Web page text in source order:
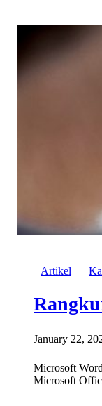
Artikel
January 22,
Microsoft
Microsoft